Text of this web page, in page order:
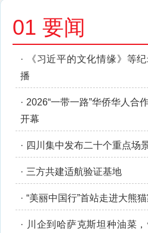
01 要闻
·
《习近平的文化情缘》等
播
· 2026“一带一路”华侨华人合
开幕
· 四川集中发布二十个重点场
· 三方共建适航验证基地
· “美丽中国行”首站走进大熊猫
· 川企到哈萨克斯坦种油菜